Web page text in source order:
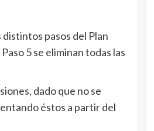
pasos del Plan
5 se eliminan todas las
dado que no se
éstos a partir del